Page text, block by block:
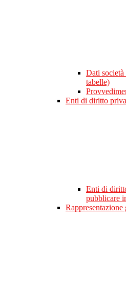
Dati società
tabelle)
Enti di diritto
Enti di
pubblicare
Rappresentazione